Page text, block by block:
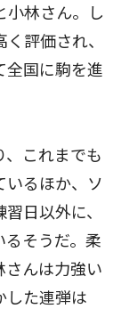
小林さん。し
評価され、
全国に駒を進
これまでも
いるほか、ソ
日以外に、
るそうだ。柔
さんは力強い
した連弾は